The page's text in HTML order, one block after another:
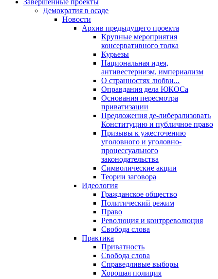
Завершенные проекты
Демократия в осаде
Новости
Архив предыдущего проекта
Крупные мероприятия
консервативного толка
Курьезы
Национальная идея,
антивестернизм, империализм
О странностях любви...
Оправдания дела ЮКОСа
Основания пересмотра
приватизации
Предложения де-либерализовать
Конституцию и публичное право
Призывы к ужесточению
уголовного и уголовно-
процессуального
законодательства
Символические акции
Теории заговора
Идеология
Гражданское общество
Политический режим
Право
Революция и контрреволюция
Свобода слова
Практика
Приватность
Свобода слова
Справедливые выборы
Хорошая полиция